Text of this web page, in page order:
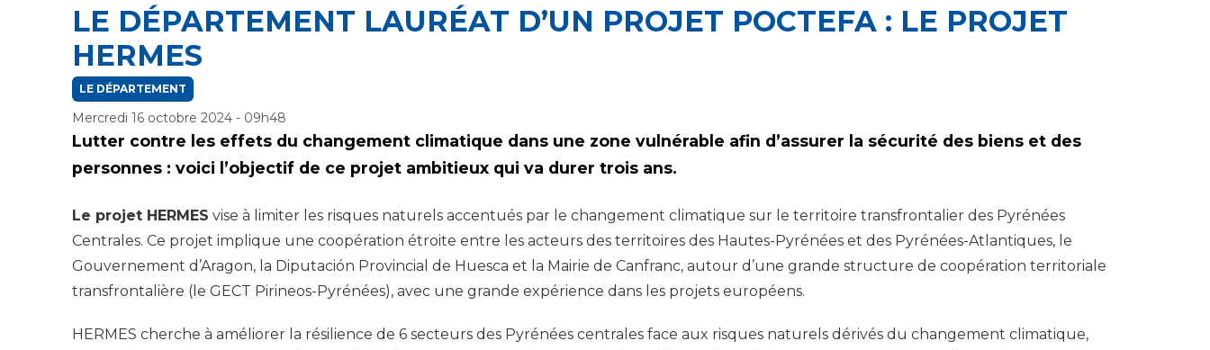
LE DÉPARTEMENT LAURÉAT D’UN PROJET POCTEFA : LE PROJET
HERMES
LE DÉPARTEMENT
Mercredi 16 octobre 2024 - 09h48
Lutter contre les effets du changement climatique dans une zone vulnérable afin d’assurer la sécurité des biens et des
personnes : voici l’objectif de ce projet ambitieux qui va durer trois ans.
Le projet HERMES vise à limiter les risques naturels accentués par le changement climatique sur le territoire transfrontalier des Pyrénées
Centrales. Ce projet implique une coopération étroite entre les acteurs des territoires des Hautes-Pyrénées et des Pyrénées-Atlantiques, le
Gouvernement d’Aragon, la Diputación Provincial de Huesca et la Mairie de Canfranc, autour d’une grande structure de coopération territoriale
transfrontalière (le GECT Pirineos-Pyrénées), avec une grande expérience dans les projets européens.
HERMES cherche à améliorer la résilience de 6 secteurs des Pyrénées centrales face aux risques naturels dérivés du changement climatique,